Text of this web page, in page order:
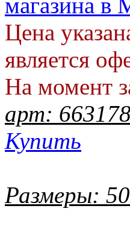
Цена
является
На момент
арт: 663178
Купить
Размеры: